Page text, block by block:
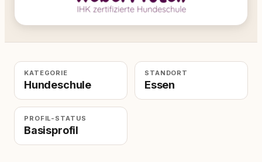
KATEGORIE
Hundeschule
STANDORT
Essen
PROFIL-STATUS
Basisprofil